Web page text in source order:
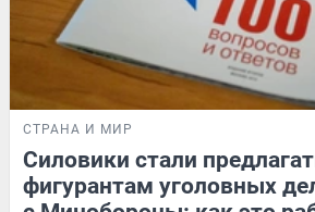
СТРАНА И МИР
Силовики стали
фигурантам уголовных